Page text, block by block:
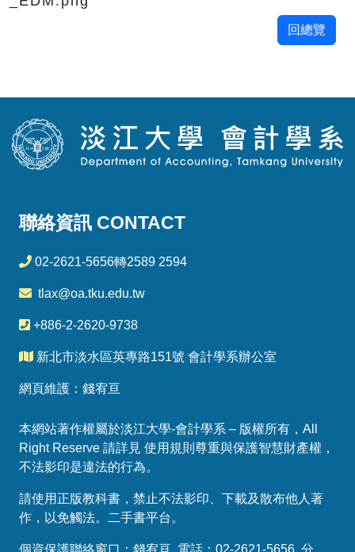
回總覽
聯絡資訊 CONTACT
02-2621-5656轉2589 2594
tlax@oa.tku.edu.tw
+886-2-2620-9738
新北市淡水區英專路151號 會計學系辦公室
網頁維護：錢宥亘
本網站著作權屬於淡江大學-會計學系 – 版權所有，All
Right Reserve 請詳見 使用規則尊重與保護智慧財產權，
不法影印是違法的行為。
請使用正版教科書，禁止不法影印、下載及散布他人著
作，以免觸法。
二手書平台 。
個資保護聯絡窗口：錢宥亘 電話：02-2621-5656 分